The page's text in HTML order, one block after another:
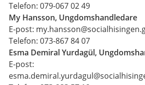
Telefon: 079-067 02 49
My Hansson, Ungdomshandledare
E-post:
Telefon: 073-867 84 07
Esma Demiral Yurdagül,
E-post: